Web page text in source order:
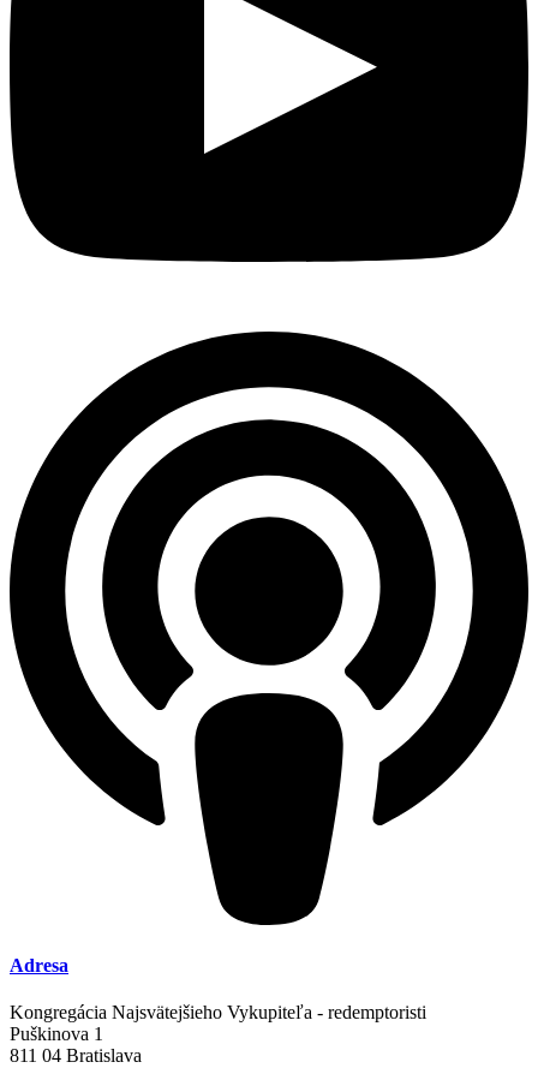
Adresa
Kongregácia Najsvätejšieho Vykupiteľa - redemptoristi
Puškinova 1
811 04 Bratislava